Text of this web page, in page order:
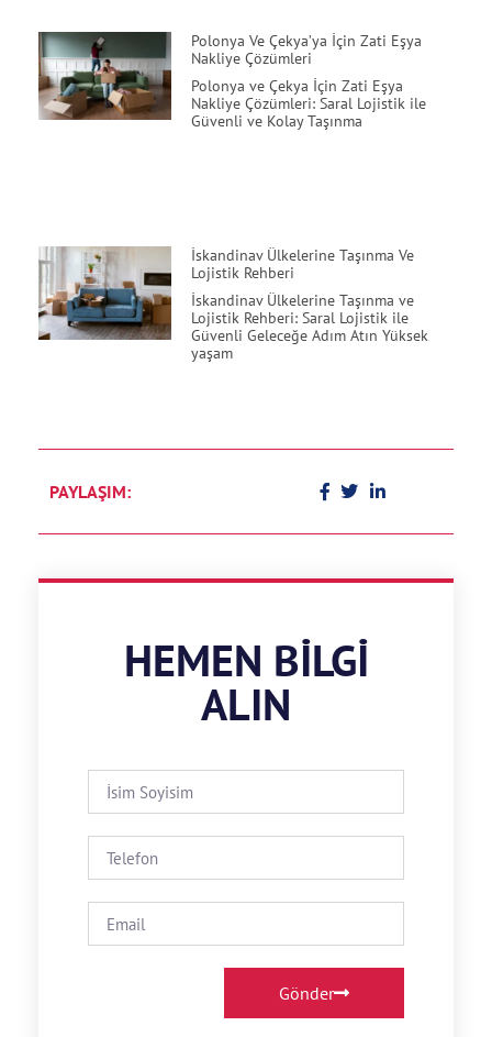
Polonya Ve Çekya’ya İçin Zati Eşya
Nakliye Çözümleri
Polonya ve Çekya İçin Zati Eşya
Nakliye Çözümleri: Saral Lojistik ile
Güvenli ve Kolay Taşınma
İskandinav Ülkelerine Taşınma Ve
Lojistik Rehberi
İskandinav Ülkelerine Taşınma ve
Lojistik Rehberi: Saral Lojistik ile
Güvenli Geleceğe Adım Atın Yüksek
yaşam
PAYLAŞIM:
HEMEN BILGI
ALIN
Gönder